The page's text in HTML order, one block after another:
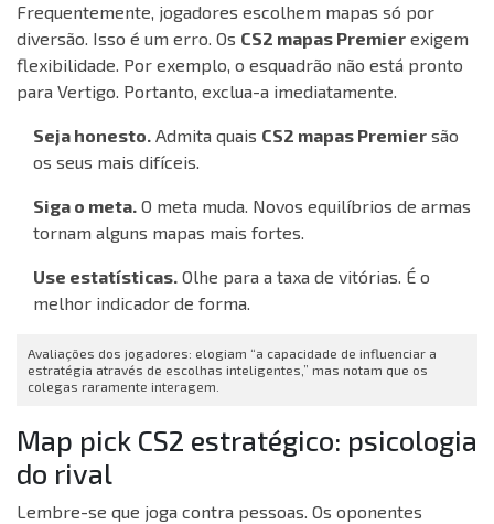
Frequentemente, jogadores escolhem mapas só por
diversão. Isso é um erro. Os CS2 mapas Premier exigem
flexibilidade. Por exemplo, o esquadrão não está pronto
para Vertigo. Portanto, exclua-a imediatamente.
Seja honesto. Admita quais CS2 mapas Premier são
os seus mais difíceis.
Siga o meta. O meta muda. Novos equilíbrios de armas
tornam alguns mapas mais fortes.
Use estatísticas. Olhe para a taxa de vitórias. É o
melhor indicador de forma.
Avaliações dos jogadores: elogiam “a capacidade de influenciar a
estratégia através de escolhas inteligentes,” mas notam que os
colegas raramente interagem.
Map pick CS2 estratégico: psicologia
do rival
Lembre-se que joga contra pessoas. Os oponentes